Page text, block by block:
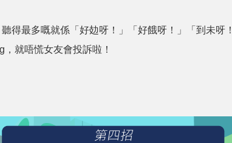
聽得最多嘅就係「好攰呀！」「好餓呀！」「到未
就唔慌女友會投訴啦！